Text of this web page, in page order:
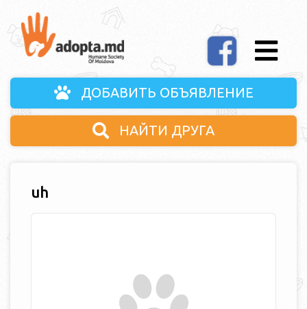
ДОБАВИТЬ ОБЪЯВЛЕНИЕ
НАЙТИ ДРУГА
uh